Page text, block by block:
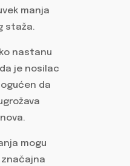
manja
staža.
nastanu
je nosilac
da
mogu